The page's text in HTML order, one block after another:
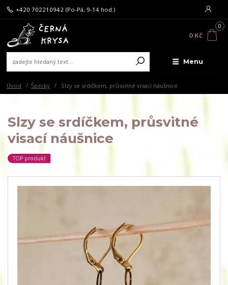
Menu
+420 702210942 (Po-Pá, 9-14 hod.)
0
0 Kč
Úvod Šperky Slzy se srdíčkem, průsvitné visací náušnice
Slzy se srdíčkem, průsvitné
visací náušnice
TOP produkt